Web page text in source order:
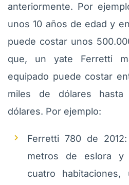
anteriormente. Por
unos 10 años de edad y
puede costar unos
que, un yate Ferretti
equipado puede costar
miles de dólares
dólares. Por ejemplo:
Ferretti 780 de
metros de eslora y
cuatro